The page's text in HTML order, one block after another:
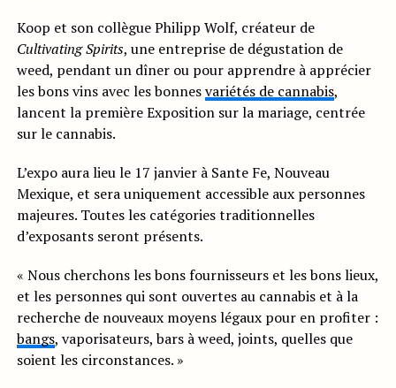
Koop et son collègue Philipp Wolf, créateur de
Cultivating Spirits, une entreprise de dégustation de
weed, pendant un dîner ou pour apprendre à apprécier
les bons vins avec les bonnesvariétés de cannabis,
lancent la première Exposition sur la mariage, centrée
sur le cannabis.
L’expo aura lieu le 17 janvier à Sante Fe, Nouveau
Mexique, et sera uniquement accessible aux personnes
majeures. Toutes les catégories traditionnelles
d’exposants seront présents.
« Nous cherchons les bons fournisseurs et les bons lieux,
et les personnes qui sont ouvertes au cannabis et à la
recherche de nouveaux moyens légaux pour en profiter :
bangs, vaporisateurs, bars à weed, joints, quelles que
soient les circonstances. »